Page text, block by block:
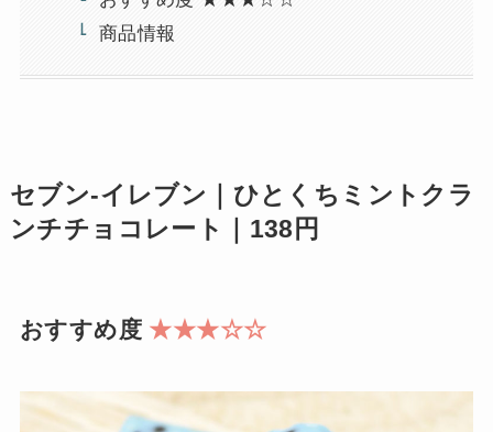
商品情報
セブン-イレブン｜ひとくちミントクラ
ンチチョコレート｜138円
おすすめ度 ★★★☆☆